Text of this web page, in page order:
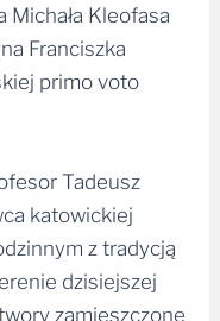
Michała Kleofasa
Franciszka
primo voto
Tadeusz
katowickiej
z tradycją
dzisiejszej
zamieszczone